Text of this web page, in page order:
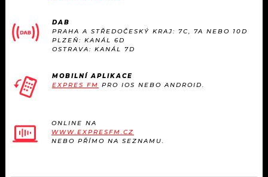
DAB
PRAHA A STŘEDOČESKÝ KRAJ: 7C, 7A NEBO 10D
PLZEŇ: KANÁL 6D
OSTRAVA: KANÁL 7D
MOBILNÍ APLIKACE
EXPRES FM PRO IOS NEBO ANDROID.
ONLINE NA
WWW.EXPRESFM.CZ
NEBO PŘÍMO NA SEZNAMU.